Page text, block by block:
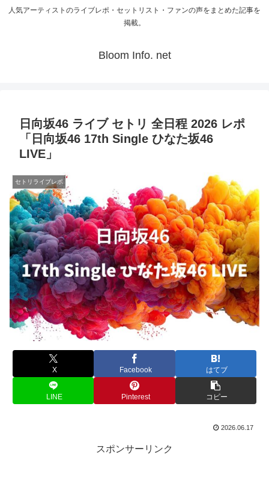
人気アーティストのライブレポ・セットリスト・ファンの声をまとめた記事を
掲載。
Bloom Info. net
日向坂46 ライブ セトリ 全日程 2026 レポ
「日向坂46 17th Single ひなた坂46
LIVE」
セトリライブレポ
X Facebook はてブ
LINE Pinterest コピー
2026.06.17
スポンサーリンク